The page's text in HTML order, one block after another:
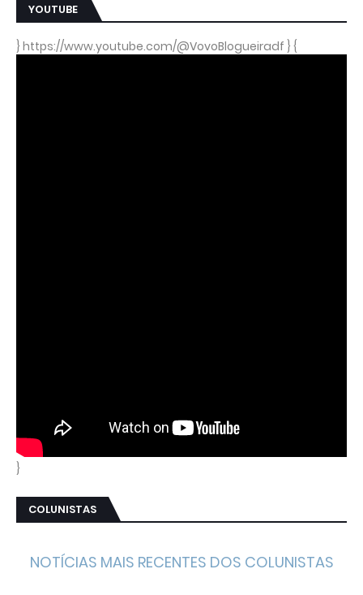
YOUTUBE
} https://www.youtube.com/@VovoBlogueiradf } {
}
COLUNISTAS
NOTÍCIAS MAIS RECENTES DOS COLUNISTAS